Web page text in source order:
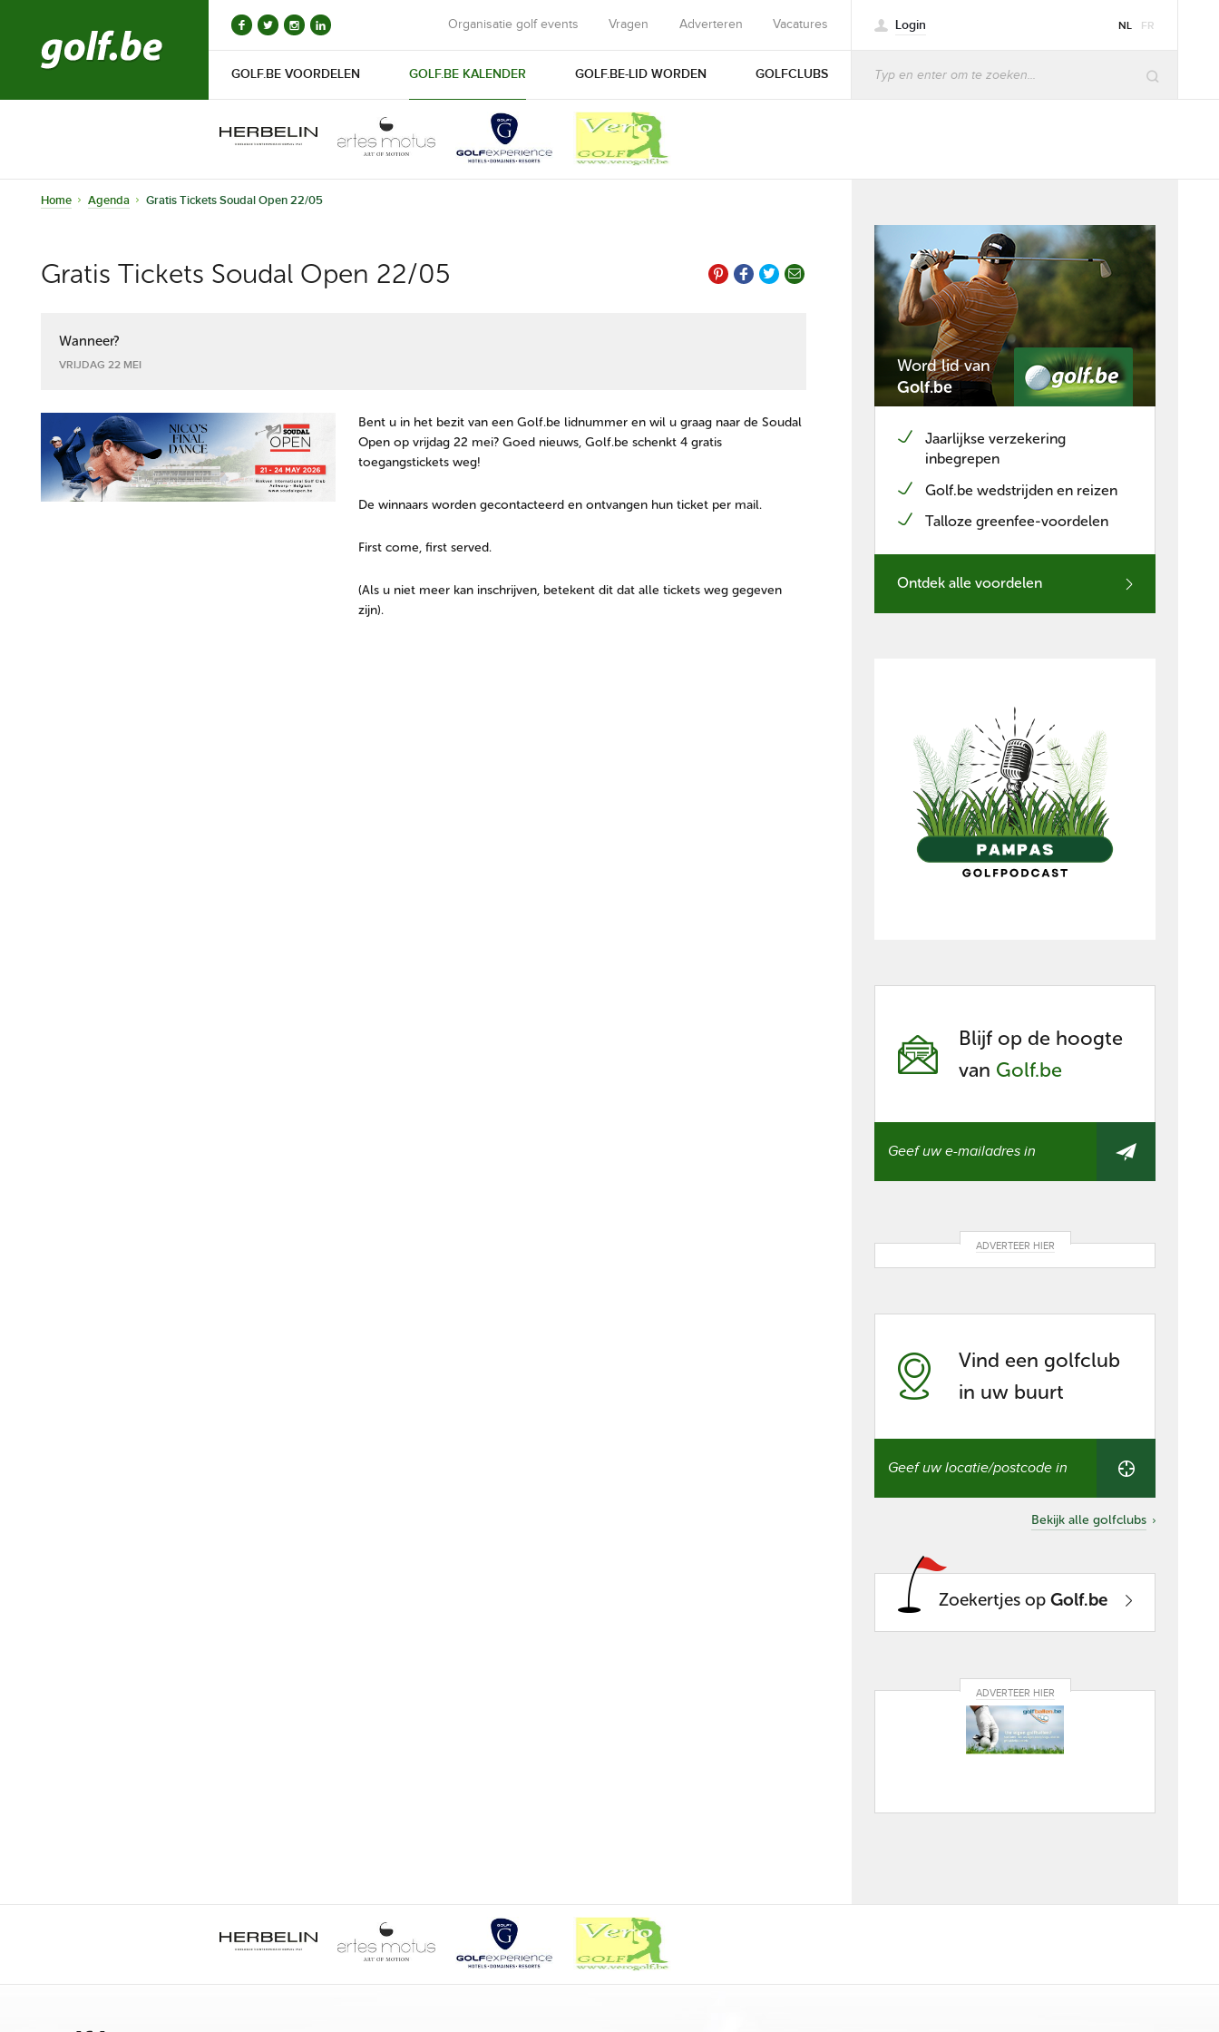
Organisatie golf events Vragen Adverteren Vacatures Login NL FR
GOLF.BE VOORDELEN GOLF.BE KALENDER GOLF.BE-LID WORDEN GOLFCLUBS
Home Agenda Gratis Tickets Soudal Open 22/05
Gratis Tickets Soudal Open 22/05
Wanneer?
VRIJDAG 22 MEI
Bent u in het bezit van een Golf.be lidnummer en wil u graag naar de Soudal
Open op vrijdag 22 mei? Goed nieuws, Golf.be schenkt 4 gratis
toegangstickets weg!
De winnaars worden gecontacteerd en ontvangen hun ticket per mail.
First come, first served.
(Als u niet meer kan inschrijven, betekent dit dat alle tickets weg gegeven
zijn).
Word lid van
Golf.be
Jaarlijkse verzekering
inbegrepen
Golf.be wedstrijden en reizen
Talloze greenfee-voordelen
Ontdek alle voordelen
Blijf op de hoogte
van Golf.be
ADVERTEER HIER
Vind een golfclub
in uw buurt
een
golfclub
Bekijk alle golfclubs
Zoekertjes opGolf.be
ADVERTEER HIER